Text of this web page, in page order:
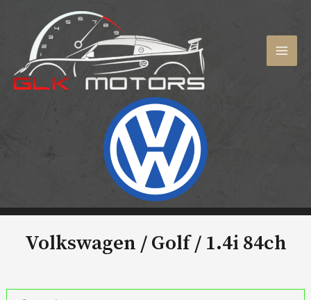
contenu
Volkswagen / Golf / 1.4i 84ch